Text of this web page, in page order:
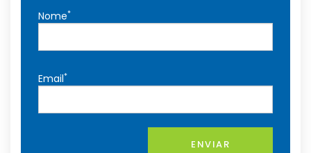
Nome*
Email*
ENVIAR